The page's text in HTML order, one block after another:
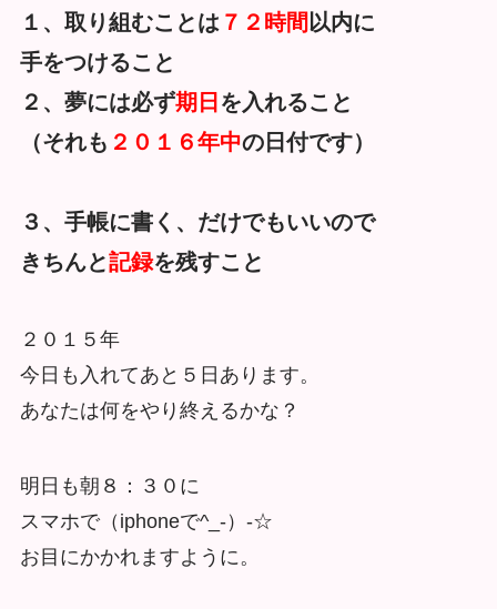
１、取り組むことは ７２時間 以内に
手をつけること
２、夢には必ず期日 を入れること
（それも ２０１６年中の日付です）
３、手帳に書く、だけでもいいので
きちんと記録を残すこと
２０１５年
今日も入れてあと５日あります。
あなたは何をやり終えるかな？
明日も朝８：３０に
スマホで（iphoneで^_-）-☆
お目にかかれますように。